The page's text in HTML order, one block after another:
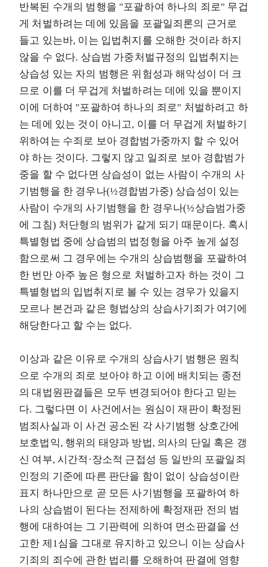
반복된 수개의 범행을 "포괄하여 하나의 죄로" 무겁
게 처벌하려는 데에 있음을 포괄일죄론의 근거로
들고 있는바, 이는 입법취지를 오해한 것이라 하지
않을 수 없다. 상습범 가중처벌규정의 입법취지는
상습성 있는 자의 범행은 위험성과 해악성이 더 크
므로 이를 더 무겁게 처벌하려는 데에 있을 뿐이지
이에 더하여 "포괄하여 하나의 죄로" 처벌하려고 하
는 데에 있는 것이 아니고, 이를 더 무겁게 처벌하기
위하여는 수죄로 보아 경합범가중까지 할 수 있어
야 하는 것이다. 그렇지 않고 일죄로 보아 경합범가
중을 할 수 없다면 상습성이 없는 사람이 수개의 사
기범행을 한 경우나(½경합범가중) 상습성이 있는
사람이 수개의 사기범행을 한 경우나(½상습범가중
에 그침) 처단형의 범위가 같게 되기 때문이다. 혹시
특별형법 중에 상습범의 법정형을 아주 높게 설정
함으로써 그 경우에는 수개의 상습범행을 포괄하여
한 번만 아주 높은 형으로 처벌하고자 하는 것이 그
특별형법의 입법취지로 볼 수 있는 경우가 있을지
모르나 본건과 같은 형법상의 상습사기죄가 여기에
해당한다고 할 수는 없다.
이상과 같은 이유로 수개의 상습사기 범행은 원칙
으로 수개의 죄로 보아야 하고 이에 배치되는 종전
의 대법원판결들은 모두 변경되어야 한다고 믿는
다. 그렇다면 이 사건에서는 원심이 재판이 확정된
범죄사실과 이 사건 공소된 각 사기범행 상호간에
보호법익, 행위의 태양과 방법, 의사의 단일 혹은 갱
신 여부, 시간적·장소적 근접성 등 일반의 포괄일죄
인정의 기준에 따른 판단을 함이 없이 상습성이란
표지 하나만으로 곧 모든 사기범행을 포괄하여 하
나의 상습범이 된다는 전제하에 확정재판 전의 범
행에 대하여는 그 기판력에 의하여 면소판결을 선
고한 제1심을 그대로 유지하고 있으니 이는 상습사
기죄의 죄수에 관한 법리를 오해하여 판결에 영향